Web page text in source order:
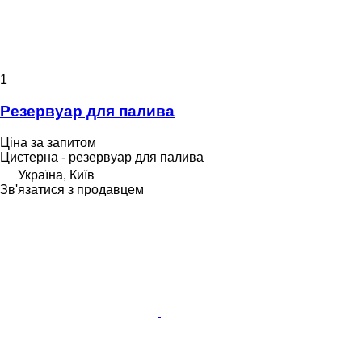
1
Резервуар для палива
Ціна за запитом
Цистерна - резервуар для палива
Україна, Київ
Зв'язатися з продавцем